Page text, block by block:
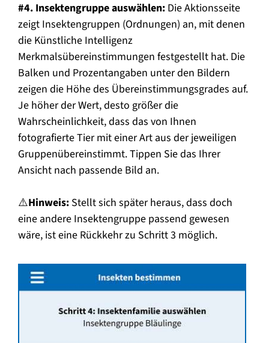
#4. Insektengruppe auswählen: Die Aktionsseite
zeigt Insektengruppen (Ordnungen) an, mit denen
die Künstliche Intelligenz
Merkmalsübereinstimmungen festgestellt hat. Die
Balken und Prozentangaben unter den Bildern
zeigen die Höhe des Übereinstimmungsgrades auf.
Je höher der Wert, desto größer die
Wahrscheinlichkeit, dass das von Ihnen
fotografierte Tier mit einer Art aus der jeweiligen
Gruppenübereinstimmt. Tippen Sie das Ihrer
Ansicht nach passende Bild an.
⚠️Hinweis: Stellt sich später heraus, dass doch
eine andere Insektengruppe passend gewesen
wäre, ist eine Rückkehr zu Schritt 3 möglich.